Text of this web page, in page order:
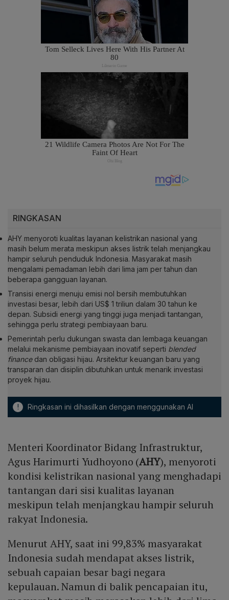
RINGKASAN
AHY menyoroti kualitas layanan kelistrikan nasional yang
masih belum merata meskipun akses listrik telah menjangkau
hampir seluruh penduduk Indonesia. Masyarakat masih
mengalami pemadaman lebih dari lima jam per tahun dan
beberapa gangguan layanan.
Transisi energi menuju emisi nol bersih membutuhkan
investasi besar, lebih dari US$ 1 triliun dalam 30 tahun ke
depan. Subsidi energi yang tinggi juga menjadi tantangan,
sehingga perlu strategi pembiayaan baru.
Pemerintah perlu dukungan swasta dan lembaga keuangan
melalui mekanisme pembiayaan inovatif seperti blended
financedan obligasi hijau. Arsitektur keuangan baru yang
transparan dan disiplin dibutuhkan untuk menarik investasi
proyek hijau.
! Ringkasan ini dihasilkan dengan menggunakan AI
Menteri Koordinator Bidang Infrastruktur,
Agus Harimurti Yudhoyono (AHY), menyoroti
kondisi kelistrikan nasional yang menghadapi
tantangan dari sisi kualitas layanan
meskipun telah menjangkau hampir seluruh
rakyat Indonesia.
Menurut AHY, saat ini 99,83% masyarakat
Indonesia sudah mendapat akses listrik,
sebuah capaian besar bagi negara
kepulauan. Namun di balik pencapaian itu,